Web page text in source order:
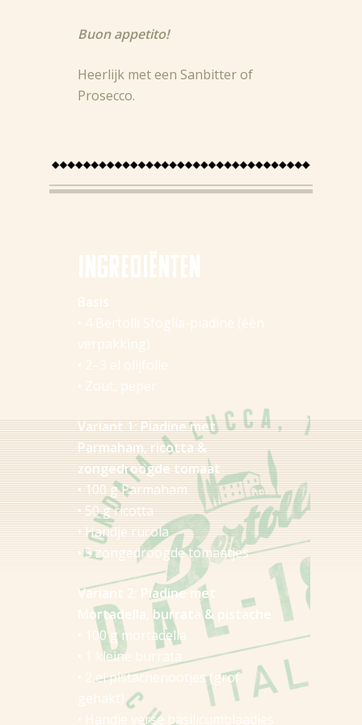
Buon appetito!
Heerlijk met een Sanbitter of
Prosecco.
Ingrediënten
Basis
• 4 Bertolli Sfoglia-piadine (één
verpakking)
• 2–3 el olijfolie
• Zout, peper
Variant 1: Piadine met
Parmaham, ricotta &
zongedroogde tomaat
• 100 g Parmaham
• 50 g ricotta
• Handje rucola
• 5 zongedroogde tomaatjes
Variant 2: Piadine met
Mortadella, burrata & pistache
• 100 g mortadella
• 1 kleine burrata
• 2 el pistachenootjes (grof
gehakt)
• Handje verse basilicumblaadjes
Nieuws
Over Bertolli